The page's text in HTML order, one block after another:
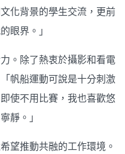
化背景的學生交流，更前
眼界。」
。除了熱衷於攝影和看電
帆船運動可說是十分刺激
使不用比賽，我也喜歡悠
靜。」
望推動共融的工作環境。